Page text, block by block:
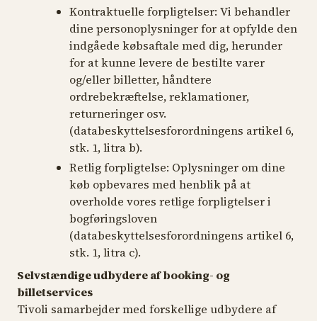
Kontraktuelle forpligtelser: Vi behandler
dine personoplysninger for at opfylde den
indgåede købsaftale med dig, herunder
for at kunne levere de bestilte varer
og/eller billetter, håndtere
ordrebekræftelse, reklamationer,
returneringer osv.
(databeskyttelsesforordningens artikel 6,
stk. 1, litra b).
Retlig forpligtelse: Oplysninger om dine
køb opbevares med henblik på at
overholde vores retlige forpligtelser i
bogføringsloven
(databeskyttelsesforordningens artikel 6,
stk. 1, litra c).
Selvstændige udbydere af booking- og
billetservices
Tivoli samarbejder med forskellige udbydere af